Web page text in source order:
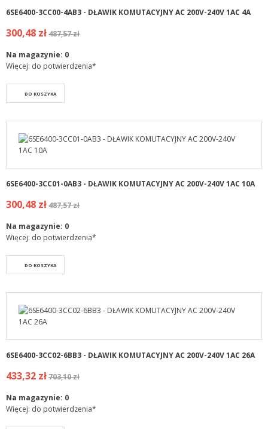
6SE6400-3CC00-4AB3 - DŁAWIK KOMUTACYJNY AC 200V-240V 1AC 4A
300,48 zł487,57 zł
Na magazynie: 0
Więcej: do potwierdzenia*
DO KOSZYKA
6SE6400-3CC01-0AB3 - DŁAWIK KOMUTACYJNY AC 200V-240V 1AC 10A
300,48 zł487,57 zł
Na magazynie: 0
Więcej: do potwierdzenia*
DO KOSZYKA
6SE6400-3CC02-6BB3 - DŁAWIK KOMUTACYJNY AC 200V-240V 1AC 26A
433,32 zł703,10 zł
Na magazynie: 0
Więcej: do potwierdzenia*